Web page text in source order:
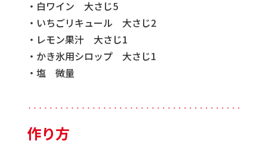
・白ワイン 大さじ5
・いちごリキュール 大さじ2
・レモン果汁 大さじ1
・かき氷用シロップ 大さじ1
・塩 微量
・・・・・・・・・・・・・・・・・・・・・・・・・・・・・・・・・・・・・・・・・・・
作り方